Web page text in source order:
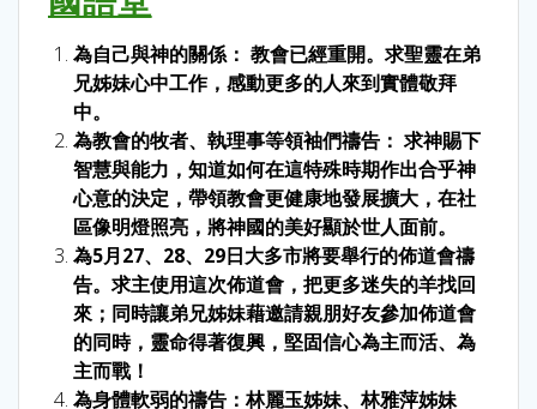
為自己與神的關係： 教會已經重開。求聖靈在弟
兄姊妹心中工作，感動更多的人來到實體敬拜
中。
為教會的牧者、執理事等領袖們禱告： 求神賜下
智慧與能力，知道如何在這特殊時期作出合乎神
心意的決定，帶領教會更健康地發展擴大，在社
區像明燈照亮，將神國的美好顯於世人面前。
為5月27、28、29日大多市將要舉行的佈道會禱
告。求主使用這次佈道會，把更多迷失的羊找回
來；同時讓弟兄姊妹藉邀請親朋好友參加佈道會
的同時，靈命得著復興，堅固信心為主而活、為
主而戰！
為身體軟弱的禱告：林麗玉姊妹、林雅萍姊妹